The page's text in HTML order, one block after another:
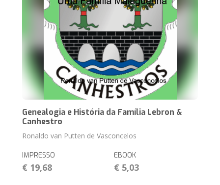
Genealogia e História da Família Lebron &
Canhestro
Ronaldo van Putten de Vasconcelos
IMPRESSO
€ 19,68
EBOOK
€ 5,03